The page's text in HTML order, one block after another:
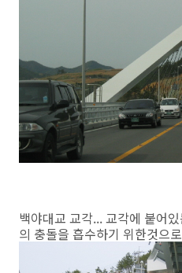
백야대교 교각... 교각에 붙어
의 충돌을 흡수하기 위한것으